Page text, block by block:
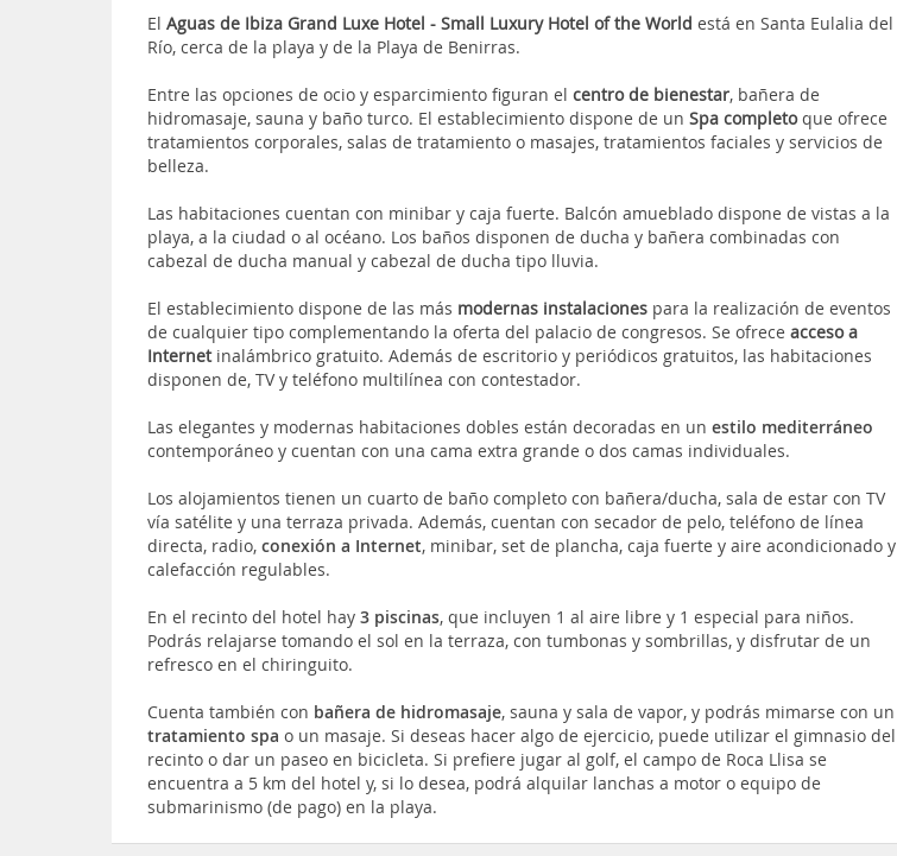
ElAguas de Ibiza Grand Luxe Hotel - Small Luxury Hotel of the Worldestá en Santa Eulalia del
Río, cerca de la playa y de la Playa de Benirras.
Entre las opciones de ocio y esparcimiento figuran elcentro de bienestar, bañera de
hidromasaje, sauna y baño turco. El establecimiento dispone de unSpa completoque ofrece
tratamientos corporales, salas de tratamiento o masajes, tratamientos faciales y servicios de
belleza.
Las habitaciones cuentan con minibar y caja fuerte. Balcón amueblado dispone de vistas a la
playa, a la ciudad o al océano. Los baños disponen de ducha y bañera combinadas con
cabezal de ducha manual y cabezal de ducha tipo lluvia.
El establecimiento dispone de las más modernas instalaciones para la realización de eventos
de cualquier tipo complementando la oferta del palacio de congresos. Se ofreceacceso a
Internetinalámbrico gratuito. Además de escritorio y periódicos gratuitos, las habitaciones
disponen de, TV y teléfono multilínea con contestador.
Las elegantes y modernas habitaciones dobles están decoradas en unestilo mediterráneo
contemporáneo y cuentan con una cama extra grande o dos camas individuales.
Los alojamientos tienen un cuarto de baño completo con bañera/ducha, sala de estar con TV
vía satélite y una terraza privada. Además, cuentan con secador de pelo, teléfono de línea
directa, radio,conexión a Internet, minibar, set de plancha, caja fuerte y aire acondicionado y
calefacción regulables.
En el recinto del hotel hay3 piscinas, que incluyen 1 al aire libre y 1 especial para niños.
Podrás relajarse tomando el sol en la terraza, con tumbonas y sombrillas, y disfrutar de un
refresco en el chiringuito.
Cuenta también con bañera de hidromasaje, sauna y sala de vapor, y podrás mimarse con un
tratamiento spao un masaje. Si deseas hacer algo de ejercicio, puede utilizar el gimnasio del
recinto o dar un paseo en bicicleta. Si prefiere jugar al golf, el campo de Roca Llisa se
encuentra a 5 km del hotel y, si lo desea, podrá alquilar lanchas a motor o equipo de
submarinismo (de pago) en la playa.